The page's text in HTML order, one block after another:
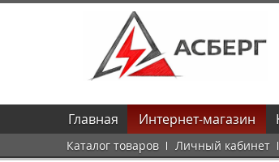
Главная Интернет-магазин
Каталог товаров Личный кабинет